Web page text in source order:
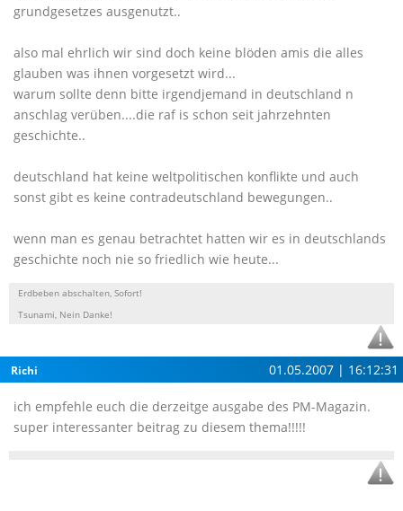
grundgesetzes ausgenutzt..
also mal ehrlich wir sind doch keine blöden amis die alles
glauben was ihnen vorgesetzt wird...
warum sollte denn bitte irgendjemand in deutschland n
anschlag verüben....die raf is schon seit jahrzehnten
geschichte..
deutschland hat keine weltpolitischen konflikte und auch
sonst gibt es keine contradeutschland bewegungen..
wenn man es genau betrachtet hatten wir es in deutschlands
geschichte noch nie so friedlich wie heute...
Erdbeben abschalten, Sofort!
Tsunami, Nein Danke!
Richi 01.05.2007 | 16:12:31
ich empfehle euch die derzeitge ausgabe des PM-Magazin.
super interessanter beitrag zu diesem thema!!!!!